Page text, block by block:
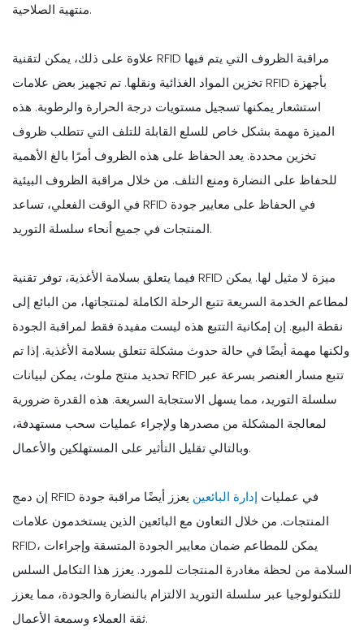
منتهية الصلاحية.
علاوة على ذلك، يمكن لتقنية RFID مراقبة الظروف التي يتم فيها
تخزين المواد الغذائية ونقلها. تم تجهيز بعض علامات RFID بأجهزة
استشعار يمكنها تسجيل مستويات درجة الحرارة والرطوبة. هذه
الميزة مهمة بشكل خاص للسلع القابلة للتلف التي تتطلب ظروف
تخزين محددة. يعد الحفاظ على هذه الظروف أمرًا بالغ الأهمية
للحفاظ على النضارة ومنع التلف. من خلال مراقبة الظروف البيئية
في الوقت الفعلي، تساعد RFID في الحفاظ على معايير جودة
المنتجات في جميع أنحاء سلسلة التوريد.
فيما يتعلق بسلامة الأغذية، توفر تقنية RFID ميزة لا مثيل لها. يمكن
لمطاعم الخدمة السريعة تتبع الرحلة الكاملة لمنتجاتها، من البائع إلى
نقطة البيع. إن إمكانية التتبع هذه ليست مفيدة فقط لمراقبة الجودة
ولكنها مهمة أيضًا في حالة حدوث مشكلة تتعلق بسلامة الأغذية. إذا تم
تحديد منتج ملوث، يمكن لبيانات RFID تتبع مسار العنصر بسرعة عبر
سلسلة التوريد، مما يسهل الاستجابة السريعة. هذه القدرة ضرورية
لمعالجة المشكلة من مصدرها ولإجراء عمليات سحب مستهدفة،
وبالتالي تقليل التأثير على المستهلكين والأعمال.
إن دمج RFID في عمليات إدارة البائعين يعزز أيضًا مراقبة جودة
المنتجات. من خلال التعاون مع البائعين الذين يستخدمون علامات
RFID، يمكن للمطاعم ضمان معايير الجودة المتسقة وإجراءات
السلامة من لحظة مغادرة المنتجات للمورد. يعزز هذا التكامل السلس
للتكنولوجيا عبر سلسلة التوريد الالتزام بالنضارة والجودة، مما يعزز
ثقة العملاء وسمعة الأعمال.